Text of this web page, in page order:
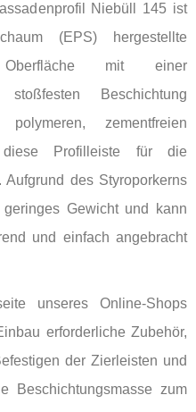
Niebüll 145 ist
(EPS) hergestellte
Oberfläche mit einer
stoßfesten Beschichtung
zementfreien
Profilleiste für die
des Styroporkerns
Gewicht und kann
und einfach angebracht
unseres Online-Shops
erforderliche Zubehör,
der Zierleisten und
Beschichtungsmasse zum